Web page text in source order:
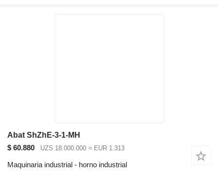
Abat ShZhE-3-1-MH
$ 60.880
UZS 18.000.000 ≈ EUR 1.313
Maquinaria industrial - horno industrial